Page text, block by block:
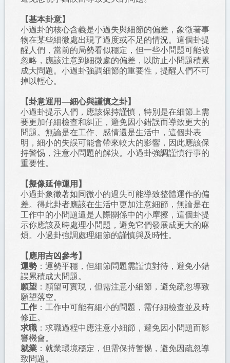
【基本卦意】
小過卦的核心含義是小過失與細節的偏差，象徵著事
物在某些細微處出現了過度或不足的情況。這個卦提
醒人們，當前的局勢看似穩定，但一些小問題可能被
忽略，應該注意到細微處的偏差，以防止小問題積累
成大問題。小過卦強調細節的重要性，提醒人們不可
掉以輕心。
【卦意運用—細心與謹慎之卦】
小過卦提示人們，應該保持謹慎，特別是在細節上需
要更加仔細檢查和糾正，避免因小錯誤而導致更大的
問題。無論是在工作、感情還是生活中，這個卦表
明，細小的失誤可能會帶來較大的影響，因此應該保
持警惕，注意小問題的解決。小過卦強調謹慎行事的
重要性。
【擬像延伸運用】
小過卦象徵著如同微小的過失可能導致整體運作的偏
差。得此卦者應該在生活中更加注意細節，無論是在
工作中的小問題還是人際關係中的小摩擦，這個卦提
示你應該及時處理小問題，避免它們發展成更大的麻
煩。小過卦強調處理細節的謹慎與及時性。
【應用吉凶參考】
運勢 ：運勢平穩，但細節問題需謹慎對待，避免小錯
誤累積成大問題。
願望 ：願望可實現，但需注意小細節，避免疏忽導致
願望落空。
工作 ：工作中可能有細小的問題，需仔細檢查並及時
修正。
求職 ：求職過程中應注意小細節，避免因小問題而影
響機會。
就業 ：就業環境穩定，但需保持警惕，避免因疏忽導
致問題。